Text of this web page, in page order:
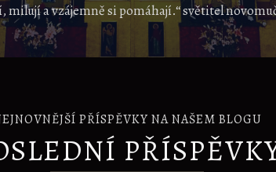
milují a vzájemně si pomáhají.“ světitel
PŘÍSPĚVKY NA NAŠEM BLOGU